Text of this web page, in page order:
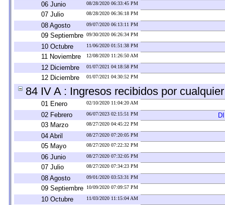
06 Junio 08/28/2020 06:33:45 PM
07 Julio 08/28/2020 06:36:18 PM
08 Agosto 09/07/2020 06:13:11 PM
09 Septiembre 09/30/2020 06:26:34 PM
10 Octubre 11/06/2020 01:51:38 PM
11 Noviembre 12/08/2020 11:26:50 AM
12 Diciembre 01/07/2021 04:18:58 PM
12 Diciembre 01/07/2021 04:30:52 PM
84 IV A : Ingresos recibidos por
01 Enero 02/10/2020 11:04:20 AM
02 Febrero 06/07/2023 02:15:51 PM
03 Marzo
08/27/2020 04:45:22 PM
04 Abril 08/27/2020 07:20:05 PM
05 Mayo 08/27/2020 07:22:32 PM
06 Junio 08/27/2020 07:32:05 PM
07 Julio 08/27/2020 07:34:23 PM
08 Agosto 09/01/2020 03:53:31 PM
09 Septiembre 10/09/2020 07:09:57 PM
10 Octubre 11/03/2020 11:15:04 AM